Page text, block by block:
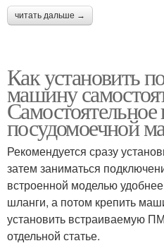
читать дальше →
Как установить
машину
посудомоечной
Рекомендуется сразу
затем заниматься
встроенной моделью
шланги, а потом крепить
установить встраиваемую
отдельной статье.